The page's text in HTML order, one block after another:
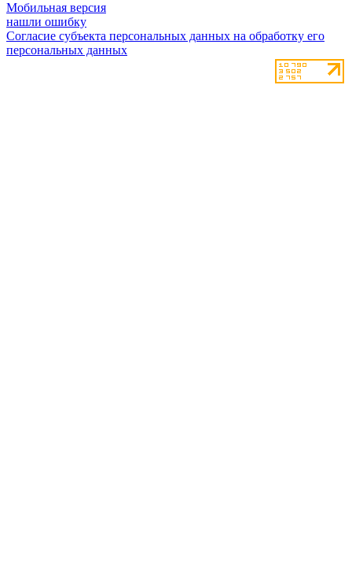
Мобильная версия
нашли ошибку
Согласие субъекта персональных данных на обработку его
персональных данных